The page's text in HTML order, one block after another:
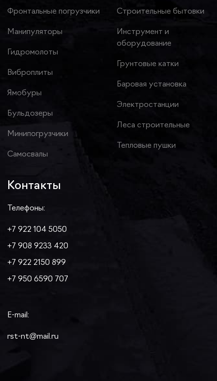
Фронтальные погрузчики
Манипуляторы
Гидромолоты
Виброплиты
Ямобуры
Бульдозеры
Минипогрузчики
Самосвалы
Строительные бытовки
Инструмент и
оборудование
Грунтовые катки
Баровая установка
Электростанции
Леса строительные
Тепловые пушки
Контакты
Телефоны:
+7 922 104 5050
+7 908 9233 420
+7 922 2150 899
+7 950 6590 707
E-mail:
rst-nt@mail.ru